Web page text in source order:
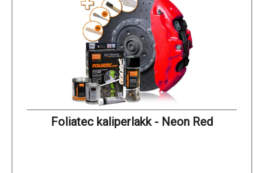
Foliatec kaliperlakk - Neon Red